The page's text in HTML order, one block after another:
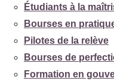
Étudiants à la
Bourses en
Pilotes de la relève
Bourses de
Formation en